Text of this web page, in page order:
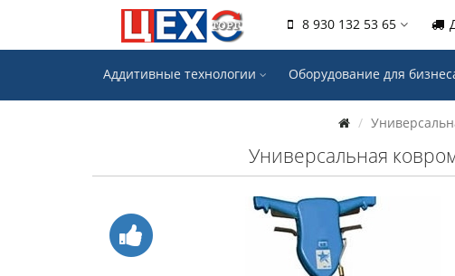
8 930 132 53 65
Аддитивные технологии Оборудование для
Универсальная